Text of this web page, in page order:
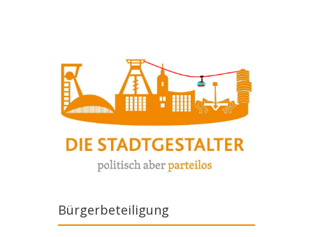
Bürgerbeteiligung